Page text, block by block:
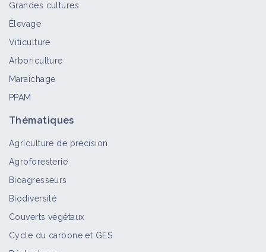
Grandes cultures
Élevage
Viticulture
Arboriculture
Maraîchage
PPAM
Thématiques
Agriculture de précision
Agroforesterie
Bioagresseurs
Biodiversité
Couverts végétaux
Cycle du carbone et GES